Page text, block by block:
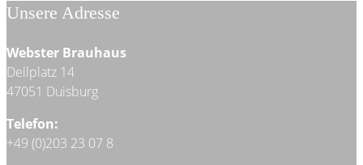
Unsere Adresse
Webster Brauhaus
Dellplatz 14
47051 Duisburg
Telefon:
+49 (0)203 23 07 8